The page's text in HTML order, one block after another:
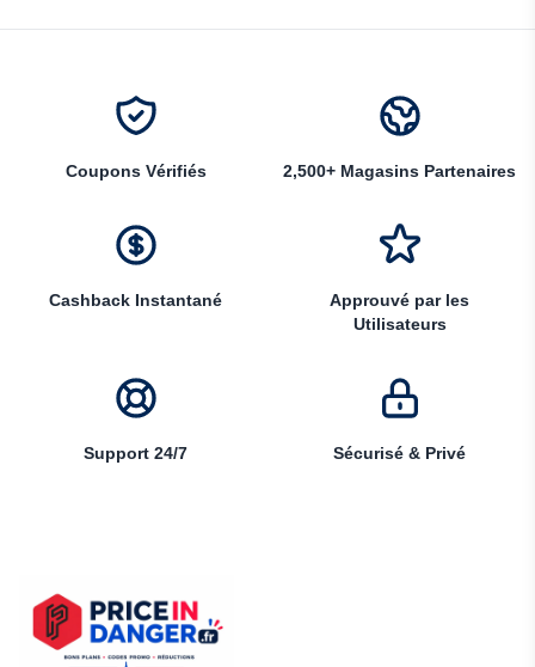
Coupons Vérifiés 2,500+ Magasins Partenaires
Cashback Instantané
Approuvé par les
Utilisateurs
Support 24/7 Sécurisé & Privé